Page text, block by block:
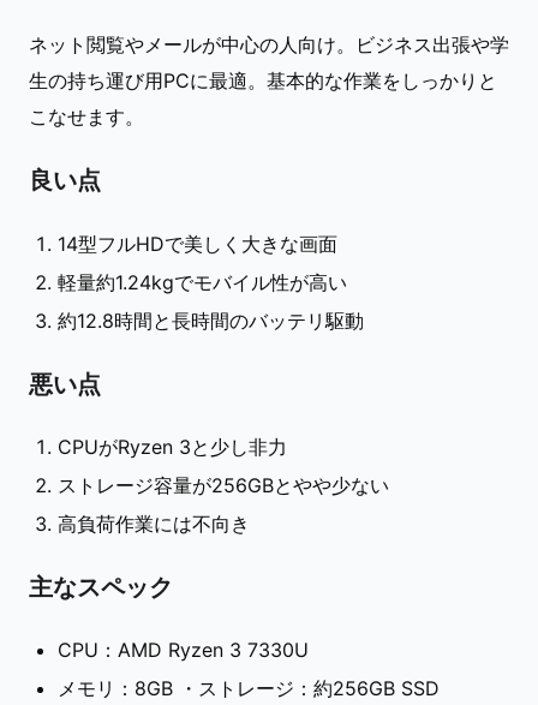
ネット閲覧やメールが中心の人向け。ビジネス出張や学
生の持ち運び用PCに最適。基本的な作業をしっかりと
こなせます。
良い点
14型フルHDで美しく大きな画面
軽量約1.24kgでモバイル性が高い
約12.8時間と長時間のバッテリ駆動
悪い点
CPUがRyzen 3と少し非力
ストレージ容量が256GBとやや少ない
高負荷作業には不向き
主なスペック
CPU：AMD Ryzen 3 7330U
メモリ：8GB ・ストレージ：約256GB SSD